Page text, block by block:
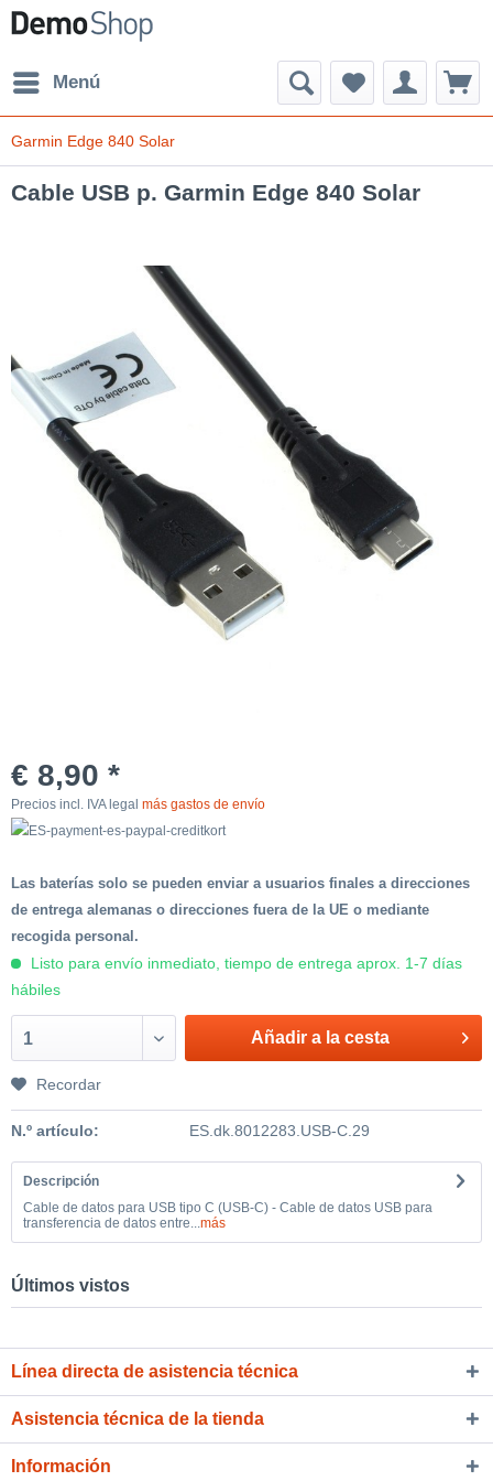
Menú
Garmin Edge 840 Solar
Cable USB p. Garmin Edge 840 Solar
€ 8,90 *
Precios incl. IVA legal más gastos de envío
Las baterías solo se pueden enviar a usuarios finales a direcciones
de entrega alemanas o direcciones fuera de la UE o mediante
recogida personal.
Listo para envío inmediato, tiempo de entrega aprox. 1-7 días
hábiles
1 Añadir a la cesta
Recordar
N.º artículo: ES.dk.8012283.USB-C.29
Descripción
Cable de datos para USB tipo C (USB-C) - Cable de datos USB para
transferencia de datos entre... más
Últimos vistos
Línea directa de asistencia técnica
Asistencia técnica de la tienda
Información